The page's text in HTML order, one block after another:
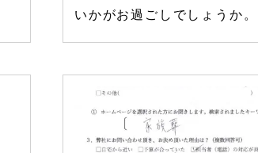
いかがお過ごしでしょうか